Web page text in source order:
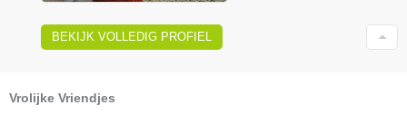
BEKIJK VOLLEDIG PROFIEL
Vrolijke Vriendjes